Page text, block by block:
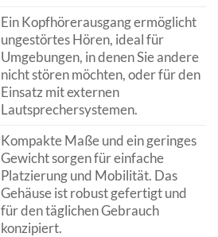
Ein Kopfhörerausgang ermöglicht
ungestörtes Hören, ideal für
Umgebungen, in denen Sie andere
nicht stören möchten, oder für den
Einsatz mit externen
Lautsprechersystemen.
Kompakte Maße und ein geringes
Gewicht sorgen für einfache
Platzierung und Mobilität. Das
Gehäuse ist robust gefertigt und
für den täglichen Gebrauch
konzipiert.